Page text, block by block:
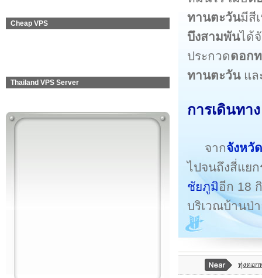
Cheap VPS
Thailand VPS Server
ทานตะวันมีสี
บึงสามพันได้
ประกวดดอก
ทานตะวันแล
การเดินทาง
จากจังหวั
ไปจนถึงสี่แยก
ชัยภูมิอีก 18
บริเวณบ้านป่า
ทุ่งดอก